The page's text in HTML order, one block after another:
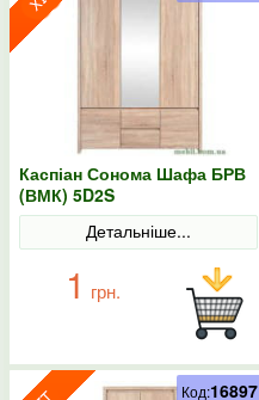
Каспіан Сонома Шафа БРВ
(ВМК) 5D2S
Детальніше...
1 грн.
Код:16897